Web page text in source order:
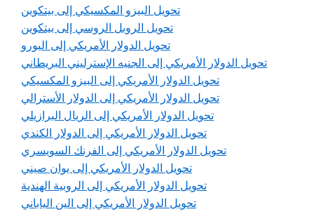
تحويل البيزو المكسيكي إلى بيتكوين
تحويل الروبل الروسي إلى بيتكوين
تحويل الدولار الأمريكي إلى اليورو
تحويل الدولار الأمريكي إلى الجنيه الإسترليني البريطاني
تحويل الدولار الأمريكي إلى البيزو المكسيكي
تحويل الدولار الأمريكي إلى الدولار الأسترالي
تحويل الدولار الأمريكي إلى الريال البرازيلي
تحويل الدولار الأمريكي إلى الدولار الكندي
تحويل الدولار الأمريكي إلى الفرنك السويسري
تحويل الدولار الأمريكي إلى يوان صيني
تحويل الدولار الأمريكي إلى الروبية الهندية
تحويل الدولار الأمريكي إلى الين الياباني